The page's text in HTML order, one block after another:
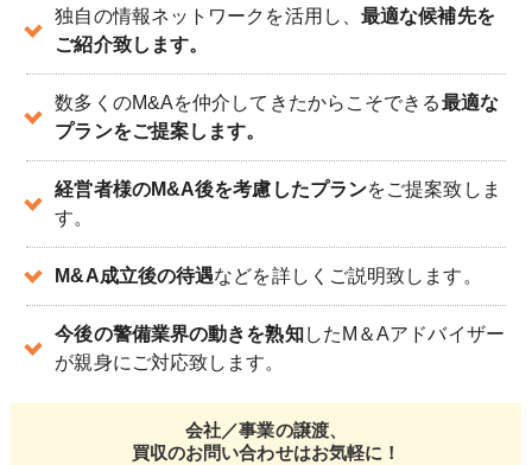
独自の情報ネットワークを活用し、 最適な候補先を
ご紹介致します。
数多くのM&Aを仲介してきたからこそできる最適な
プランをご提案します。
経営者様のM&A後を考慮したプランをご提案致しま
す。
M&A成立後の待遇などを詳しくご説明致します。
今後の警備業界の動きを熟知したM＆Aアドバイザー
が親身にご対応致します。
会社／事業の譲渡、
買収のお問い合わせはお気軽に！